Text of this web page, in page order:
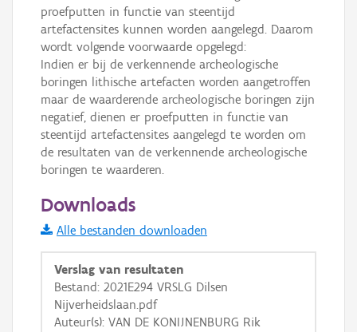
Basis Lagen
OSM-Basiskaart
GRB-Basiskaart
GRB-Basiskaart in grijswaarden
proefputten in functie van steentijd
artefactensites kunnen worden aangelegd. Daarom
wordt volgende voorwaarde opgelegd:
Indien er bij de verkennende archeologische
boringen lithische artefacten worden aangetroffen
maar de waarderende archeologische boringen zijn
negatief, dienen er proefputten in functie van
steentijd artefactensites aangelegd te worden om
de resultaten van de verkennende archeologische
boringen te waarderen.
Downloads
Alle bestanden downloaden
Verslag van resultaten
Bestand: 2021E294 VRSLG Dilsen
Nijverheidslaan.pdf
Auteur(s): VAN DE KONIJNENBURG Rik